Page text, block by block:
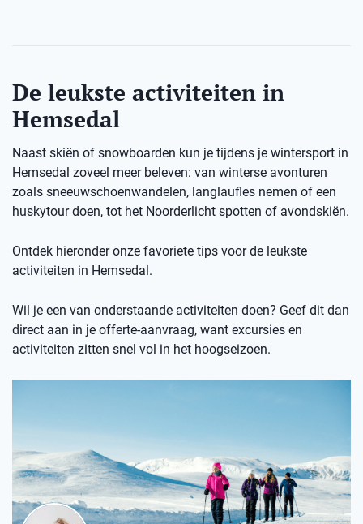
De leukste activiteiten in
Hemsedal
Naast skiën of snowboarden kun je tijdens je wintersport in
Hemsedal zoveel meer beleven: van winterse avonturen
zoals sneeuwschoenwandelen, langlaufles nemen of een
huskytour doen, tot het Noorderlicht spotten of avondskiën.
Ontdek hieronder onze favoriete tips voor de leukste
activiteiten in Hemsedal.
Wil je een van onderstaande activiteiten doen? Geef dit dan
direct aan in je offerte-aanvraag, want excursies en
activiteiten zitten snel vol in het hoogseizoen.